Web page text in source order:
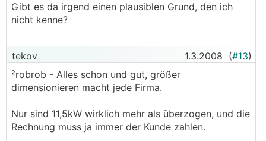
Gibt es da irgend einen plausiblen Grund, den ich
nicht kenne?
tekov 1.3.2008 (#13)
²robrob - Alles schon und gut, größer
dimensionieren macht jede Firma.
Nur sind 11,5kW wirklich mehr als überzogen, und die
Rechnung muss ja immer der Kunde zahlen.